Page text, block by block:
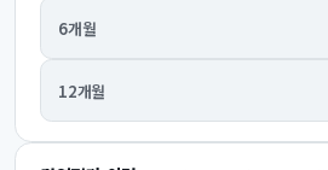
6개월
12개월